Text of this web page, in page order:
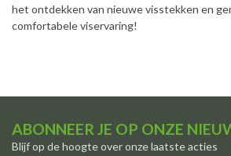
het ontdekken van nieuwe visstekken en
comfortabele viservaring!
ABONNEER JE OP ONZE
Blijf op de hoogte over onze laatste acties